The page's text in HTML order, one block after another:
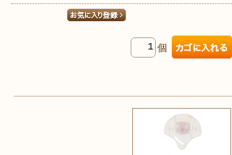
個